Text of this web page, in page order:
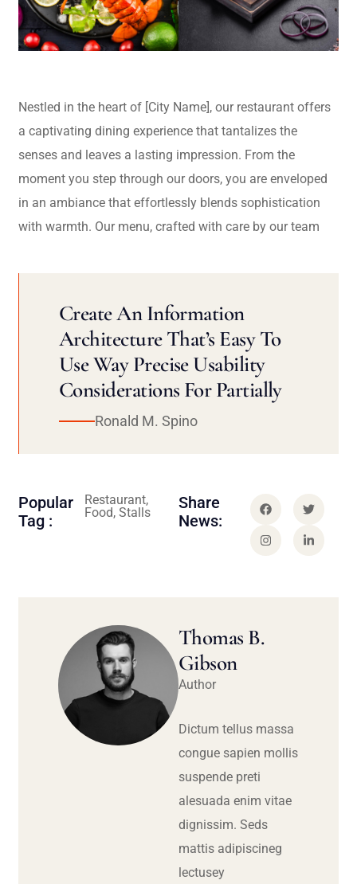
Nestled in the heart of [City Name], our restaurant offers
a captivating dining experience that tantalizes the
senses and leaves a lasting impression. From the
moment you step through our doors, you are enveloped
in an ambiance that effortlessly blends sophistication
with warmth. Our menu, crafted with care by our team
Create An Information
Architecture That’s Easy To
Use Way Precise Usability
Considerations For Partially
Ronald M. Spino
Popular
Tag :
Restaurant,
Food, Stalls
Share
News:
Thomas B.
Gibson
Author
Dictum tellus massa
congue sapien mollis
suspende preti
alesuada enim vitae
dignissim. Seds
mattis adipiscineg
lectusey